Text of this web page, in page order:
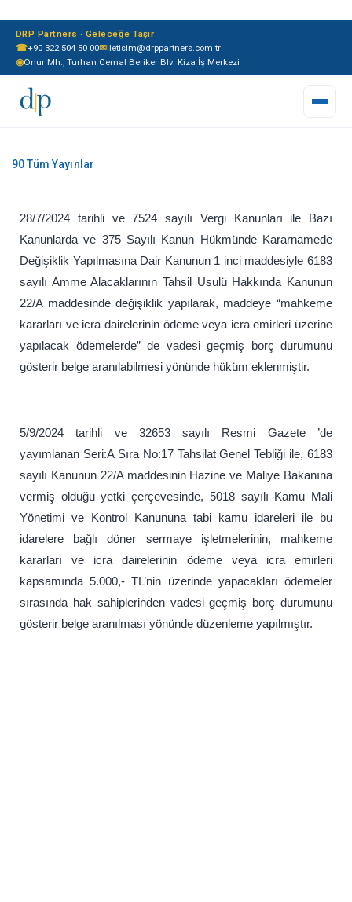
☎+90 322 504 50 00✉iletisim@drppartners.com.tr
◉Onur Mh., Turhan Cemal Beriker Blv. Kiza İş Merkezi
DRP Partners · Geleceğe Taşır
28/7/2024 tarihli ve 7524 sayılı Vergi Kanunları ile Bazı
Kanunlarda ve 375 Sayılı Kanun Hükmünde Kararnamede
Değişiklik Yapılmasına Dair Kanunun 1 inci maddesiyle 6183
sayılı Amme Alacaklarının Tahsil Usulü Hakkında Kanunun
22/A maddesinde değişiklik yapılarak, maddeye “mahkeme
kararları ve icra dairelerinin ödeme veya icra emirleri üzerine
yapılacak ödemelerde” de vadesi geçmiş borç durumunu
gösterir belge aranılabilmesi yönünde hüküm eklenmiştir.
5/9/2024 tarihli ve 32653 sayılı Resmi Gazete ’de
yayımlanan Seri:A Sıra No:17 Tahsilat Genel Tebliği ile, 6183
sayılı Kanunun 22/A maddesinin Hazine ve Maliye Bakanına
vermiş olduğu yetki çerçevesinde, 5018 sayılı Kamu Mali
Yönetimi ve Kontrol Kanununa tabi kamu idareleri ile bu
idarelere bağlı döner sermaye işletmelerinin, mahkeme
kararları ve icra dairelerinin ödeme veya icra emirleri
kapsamında 5.000,- TL’nin üzerinde yapacakları ödemeler
sırasında hak sahiplerinden vadesi geçmiş borç durumunu
gösterir belge aranılması yönünde düzenleme yapılmıştır.